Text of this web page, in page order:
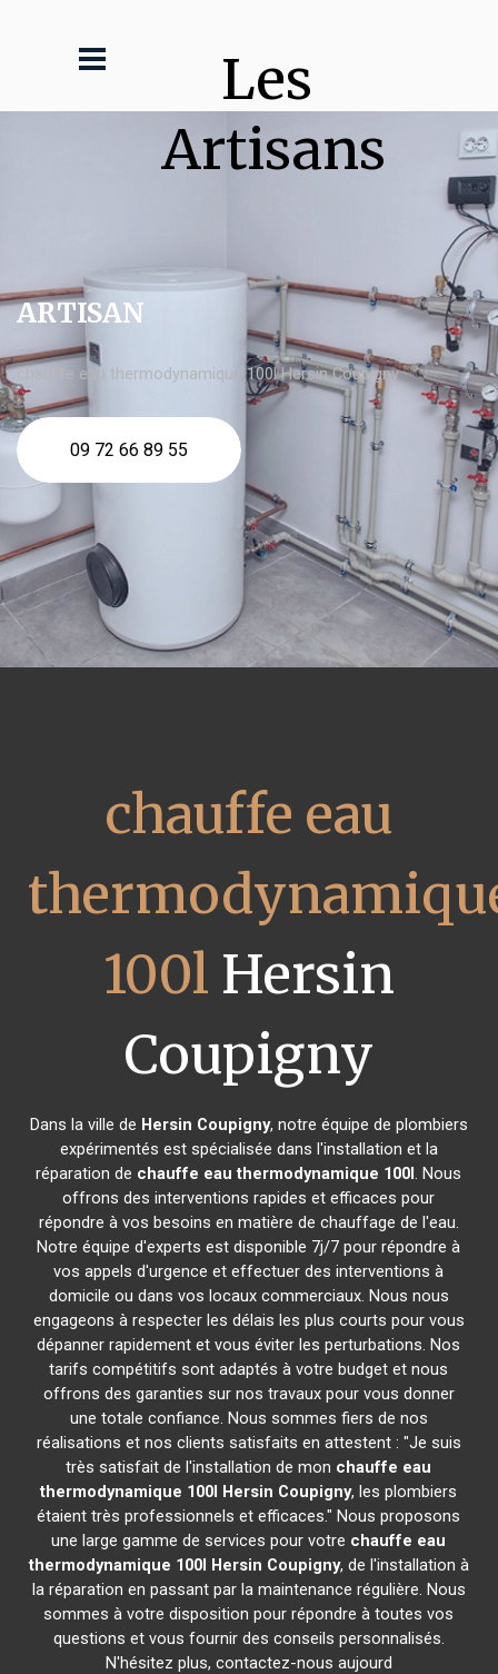
Les
Artisans
ARTISAN
chauffe eau thermodynamique 100l Hersin Coupigny
09 72 66 89 55
chauffe eau
100l Hersin
Coupigny
Dans la ville de Hersin Coupigny, notre équipe de plombiers
expérimentés est spécialisée dans l'installation et la
réparation de chauffe eau thermodynamique 100l. Nous
offrons des interventions rapides et efficaces pour
répondre à vos besoins en matière de chauffage de l'eau.
Notre équipe d'experts est disponible 7j/7 pour répondre à
vos appels d'urgence et effectuer des interventions à
domicile ou dans vos locaux commerciaux. Nous nous
engageons à respecter les délais les plus courts pour vous
dépanner rapidement et vous éviter les perturbations. Nos
tarifs compétitifs sont adaptés à votre budget et nous
offrons des garanties sur nos travaux pour vous donner
une totale confiance. Nous sommes fiers de nos
réalisations et nos clients satisfaits en attestent : "Je suis
très satisfait de l'installation de mon chauffe eau
thermodynamique 100l Hersin Coupigny, les plombiers
étaient très professionnels et efficaces." Nous proposons
une large gamme de services pour votre chauffe eau
thermodynamique 100l Hersin Coupigny, de l'installation à
la réparation en passant par la maintenance régulière. Nous
sommes à votre disposition pour répondre à toutes vos
questions et vous fournir des conseils personnalisés.
N'hésitez plus, contactez-nous aujourd